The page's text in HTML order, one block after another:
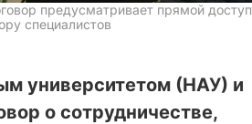
предусматривает прямой доступ
специалистов
университетом (НАУ) и
о сотрудничестве,